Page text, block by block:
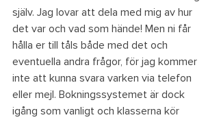
själv. Jag lovar att dela med mig av hur
det var och vad som hände! Men ni får
hålla er till tåls både med det och
eventuella andra frågor, för jag kommer
inte att kunna svara varken via telefon
eller mejl. Bokningssystemet är dock
igång som vanligt och klasserna kör